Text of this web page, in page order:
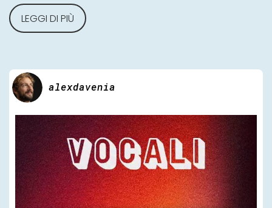
LEGGI DI PIÙ
alexdavenia